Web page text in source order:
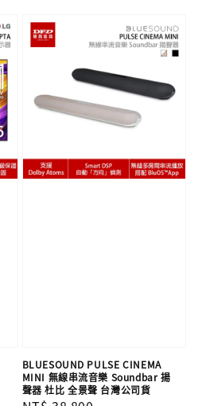
BLUESOUND PULSE CINEMA
MINI 無線串流音樂 Soundbar 揚
聲器 杜比 全景聲 台灣公司貨